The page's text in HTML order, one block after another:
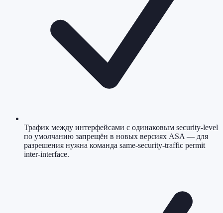
Трафик между интерфейсами с одинаковым security-level
по умолчанию запрещён в новых версиях ASA — для
разрешения нужна команда same-security-traffic permit
inter-interface.